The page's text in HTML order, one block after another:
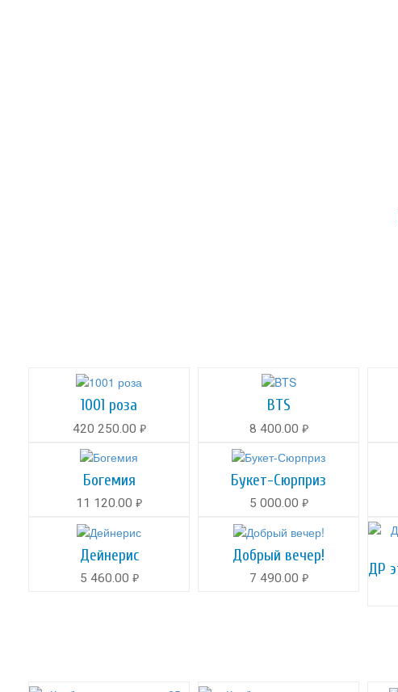
1001 роза
420 250.00 руб.
BTS
8 400.00 руб.
Богемия
11 120.00 руб.
Букет-Сюрприз
5 000.00 руб.
Дейнерис
5 460.00 руб.
Добрый вечер!
7 490.00 руб.